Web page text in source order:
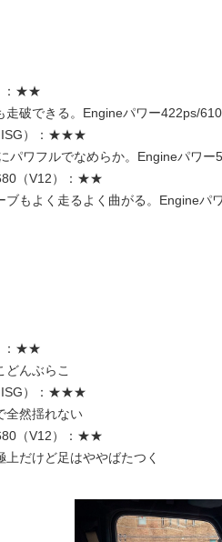
：★★
破できる。Engineパワー422ps/
ISG）：★★★
パワフルでなめらか。Engineパワー
（V12）：★★
もよく走るよく曲がる。Engineパ
：★★
んぶらこ
ISG）：★★★
然揺れない
（V12）：★★
だけど足はややばたつく